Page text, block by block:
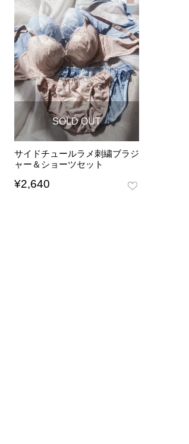
SOLD OUT
サイドチュールラメ刺繍ブラジ
ャー＆ショーツセット
¥2,640